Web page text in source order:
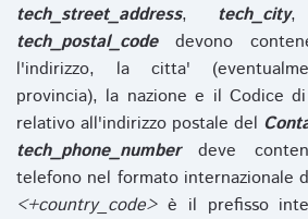
tech_street_address, tech_city
tech_postal_codedevono
l'indirizzo, la citta'
provincia), la nazione e il Codice
relativo all'indirizzo postale del
tech_phone_numberdeve
telefono nel formato internazionale
<+country_code>è il prefisso